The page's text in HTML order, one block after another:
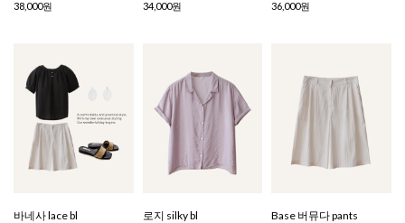
38,000원 34,000원 36,000원
바네사 lace bl 로지 silky bl Base 버뮤다 pants